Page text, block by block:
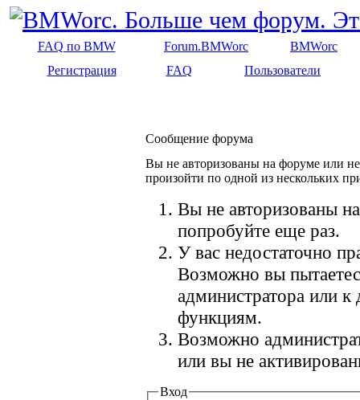
FAQ по BMW Forum.BMWorc
BMWorc
Регистрация
FAQ Пользователи
Сообщение форума
Вы не авторизованы на форуме или
произойти по одной из нескольких
Вы не авторизованы
попробуйте еще раз.
У вас недостаточно
Возможно вы
администратора или
функциям.
Возможно
или вы не
Вход